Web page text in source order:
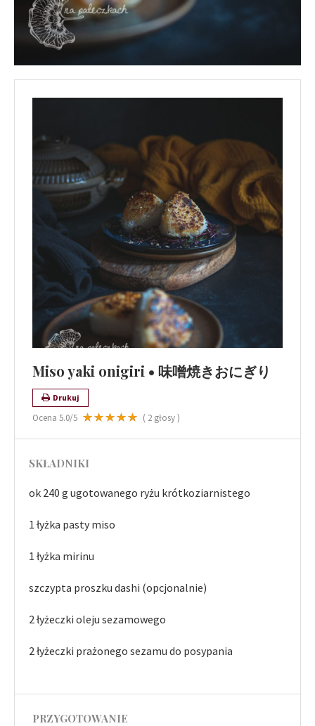
Miso yaki onigiri • 味噌焼きおにぎり
Drukuj
Ocena 5.0/5 ( 2 głosy )
SKŁADNIKI
ok 240 g ugotowanego ryżu krótkoziarnistego
1 łyżka pasty miso
1 łyżka mirinu
szczypta proszku dashi (opcjonalnie)
2 łyżeczki oleju sezamowego
2 łyżeczki prażonego sezamu do posypania
PRZYGOTOWANIE